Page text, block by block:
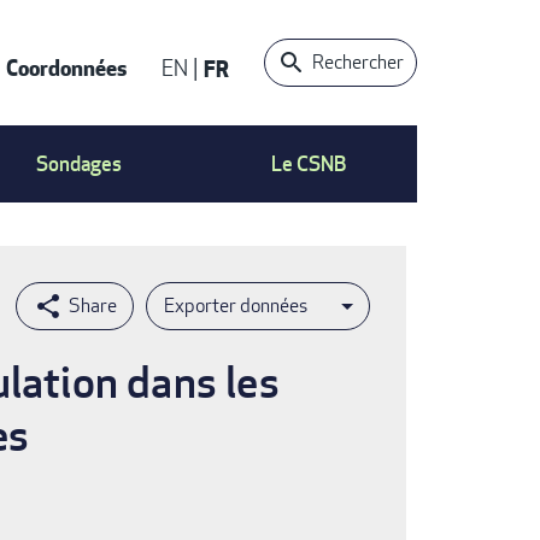
Coordonnées EN FR Rechercher
Sondages Le CSNB
Exporter données
dans les